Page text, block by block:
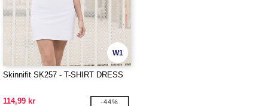
W1
Skinnifit SK257 - T-SHIRT DRESS
114,99 kr -44%